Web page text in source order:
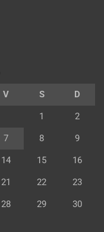
V S D
1 2
7 8 9
14 15 16
21 22 23
28 29 30